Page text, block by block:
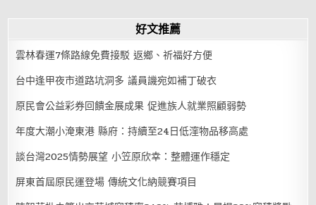
好文推薦
雲林春運7條路線免費接駁 返鄉、祈福好方便
台中逢甲夜市道路坑洞多 議員譏宛如補丁破衣
原民會公益彩券回饋金展成果 促進族人就業照顧弱勢
年度大潮小淹東港 縣府：持續至24日低漥物品移高處
談台灣2025情勢展望 小笠原欣幸：整體運作穩定
屏東首屆原民運登場 傳統文化納競賽項目